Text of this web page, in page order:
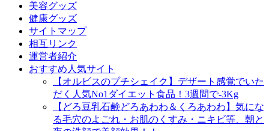
美容グッズ
健康グッズ
サイトマップ
相互リンク
運営者紹介
おすすめ人気サイト
【オルビスのプチシェイク】デザート感覚でいた
だく人気No1ダイエット食品！3週間で-3Kg
【どろ豆乳石鹸どろあわわ＆くろあわわ】気にな
る毛穴のよごれ・お肌のくすみ・ニキビ等、朝と